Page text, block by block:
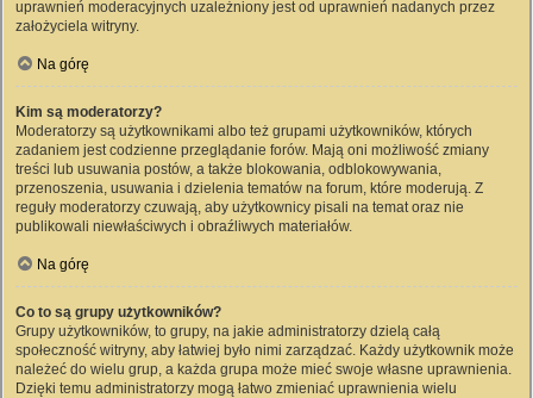
uprawnień moderacyjnych uzależniony jest od uprawnień nadanych przez
założyciela witryny.
Na górę
Kim są moderatorzy?
Moderatorzy są użytkownikami albo też grupami użytkowników, których
zadaniem jest codzienne przeglądanie forów. Mają oni możliwość zmiany
treści lub usuwania postów, a także blokowania, odblokowywania,
przenoszenia, usuwania i dzielenia tematów na forum, które moderują. Z
reguły moderatorzy czuwają, aby użytkownicy pisali na temat oraz nie
publikowali niewłaściwych i obraźliwych materiałów.
Na górę
Co to są grupy użytkowników?
Grupy użytkowników, to grupy, na jakie administratorzy dzielą całą
społeczność witryny, aby łatwiej było nimi zarządzać. Każdy użytkownik może
należeć do wielu grup, a każda grupa może mieć swoje własne uprawnienia.
Dzięki temu administratorzy mogą łatwo zmieniać uprawnienia wielu